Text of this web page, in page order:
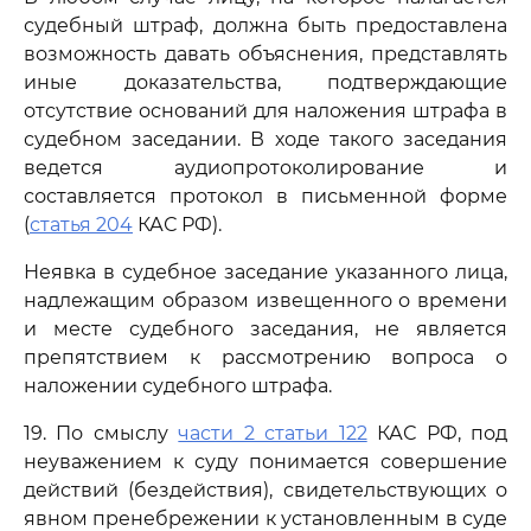
судебный штраф, должна быть предоставлена
возможность давать объяснения, представлять
иные доказательства, подтверждающие
отсутствие оснований для наложения штрафа в
судебном заседании. В ходе такого заседания
ведется аудиопротоколирование и
составляется протокол в письменной форме
(статья 204 КАС РФ).
Неявка в судебное заседание указанного лица,
надлежащим образом извещенного о времени
и месте судебного заседания, не является
препятствием к рассмотрению вопроса о
наложении судебного штрафа.
19. По смыслучасти 2 статьи 122КАС РФ, под
неуважением к суду понимается совершение
действий (бездействия), свидетельствующих о
явном пренебрежении к установленным в суде